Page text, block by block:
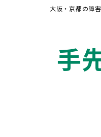
大阪・京都の障
手